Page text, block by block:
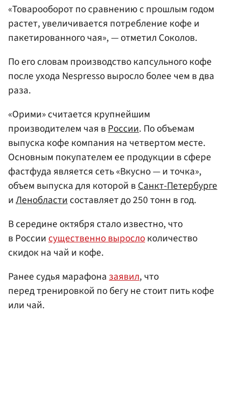
«Товарооборот по сравнению с прошлым годом
растет, увеличивается потребление кофе и
пакетированного чая», — отметил Соколов.
По его словам производство капсульного кофе
после ухода Nespresso выросло более чем в два
раза.
«Орими» считается крупнейшим
производителем чая вРоссии. По объемам
выпуска кофе компания на четвертом месте.
Основным покупателем ее продукции в сфере
фастфуда является сеть «Вкусно — и точка»,
объем выпуска для которой вСанкт-Петербурге
иЛенобластисоставляет до 250 тонн в год.
В середине октября стало известно, что
в Россиисущественно вырослоколичество
скидок на чай и кофе.
Ранее судья марафоназаявил, что
перед тренировкой по бегу не стоит пить кофе
или чай.